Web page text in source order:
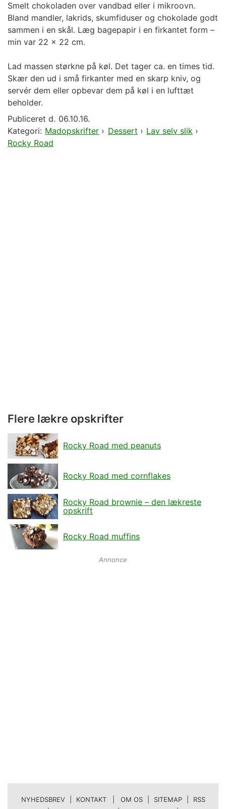
Smelt chokoladen over vandbad eller i mikroovn.
Bland mandler, lakrids, skumfiduser og chokolade godt
sammen i en skål. Læg bagepapir i en firkantet form –
min var 22 x 22 cm.
Lad massen størkne på køl. Det tager ca. en times tid.
Skær den ud i små firkanter med en skarp kniv, og
servér dem eller opbevar dem på køl i en lufttæt
beholder.
Publiceret d. 06.10.16.
Kategori: Madopskrifter › Dessert › Lav selv slik ›
Rocky Road
Flere lækre opskrifter
Rocky Road med peanuts
Rocky Road med cornflakes
Rocky Road brownie – den lækreste
opskrift
Rocky Road muffins
Annonce
NYHEDSBREV KONTAKT | OM OS SITEMAP
RSS